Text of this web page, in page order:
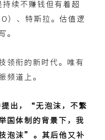
续不赚钱但有着超
）、特斯拉。估值逻
。
领衔的新时代。唯有
频道上。
出，“无泡沫，不繁
国体制的背景下，我
泡沫”。其后他又补